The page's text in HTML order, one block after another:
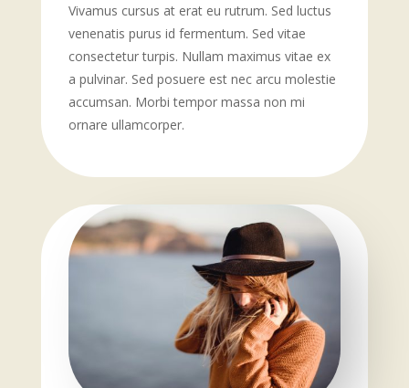
Vivamus cursus at erat eu rutrum. Sed luctus
venenatis purus id fermentum. Sed vitae
consectetur turpis. Nullam maximus vitae ex
a pulvinar. Sed posuere est nec arcu molestie
accumsan. Morbi tempor massa non mi
ornare ullamcorper.